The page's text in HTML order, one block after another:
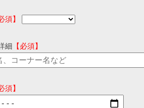
須】
細 【必須】
須】